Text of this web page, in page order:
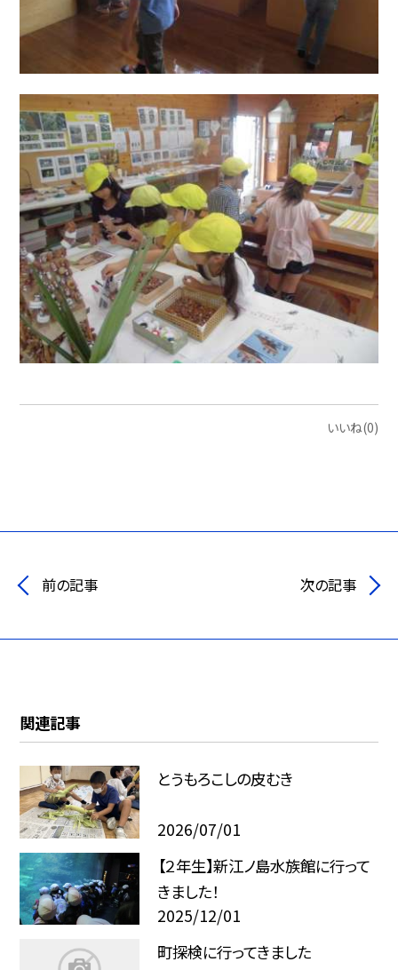
いいね(0)
前の記事 次の記事
関連記事
とうもろこしの皮むき
2026/07/01
【２年生】新江ノ島水族館に行って
きました！
2025/12/01
町探検に行ってきました